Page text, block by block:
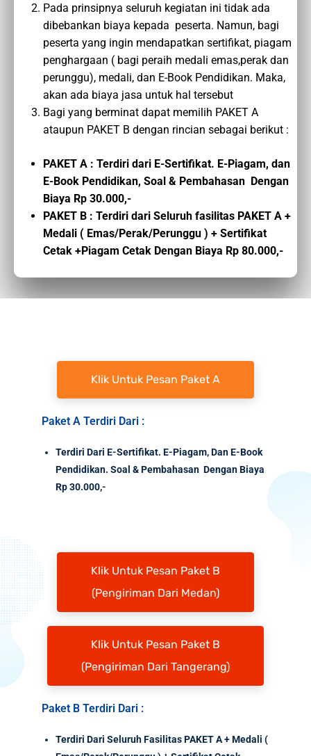
Pada prinsipnya seluruh kegiatan ini tidak ada
dibebankan biaya kepada peserta. Namun, bagi
peserta yang ingin mendapatkan sertifikat, piagam
penghargaan ( bagi peraih medali emas,perak dan
perunggu), medali, dan E-Book Pendidikan. Maka,
akan ada biaya jasa untuk hal tersebut
Bagi yang berminat dapat memilih PAKET A
ataupun PAKET B dengan rincian sebagai berikut :
PAKET A : Terdiri dari E-Sertifikat. E-Piagam, dan
E-Book Pendidikan, Soal & Pembahasan Dengan
Biaya Rp 30.000,-
PAKET B : Terdiri dari Seluruh fasilitas PAKET A +
Medali ( Emas/Perak/Perunggu ) + Sertifikat
Cetak +Piagam Cetak Dengan Biaya Rp 80.000,-
Klik Untuk Pesan Paket A
Paket A Terdiri Dari :
Terdiri Dari E-Sertifikat. E-Piagam, Dan E-Book
Pendidikan. Soal & Pembahasan Dengan Biaya
Rp 30.000,-
Klik Untuk Pesan Paket B
(Pengiriman Dari Medan)
Klik Untuk Pesan Paket B
(Pengiriman Dari Tangerang)
Paket B Terdiri Dari :
Terdiri Dari Seluruh Fasilitas PAKET A + Medali (